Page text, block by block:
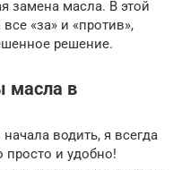
замена масла. В этой
«за» и «против»,
решение.
масла в
водить, я всегда
просто и удобно!